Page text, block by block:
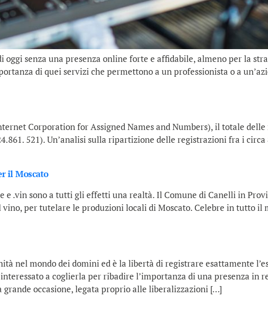
oggi senza una presenza online forte e affidabile, almeno per la
di quei servizi che permettono a un professionista o a
Corporation for Assigned Names and Numbers), il totale
521). Un’analisi sulla ripartizione delle registrazioni fra i
il Moscato
e .vin sono a tutti gli effetti una realtà. Il Comune di Canelli in
per tutelare le produzioni locali di Moscato. Celebre in tutto il
nel mondo dei domini ed è la libertà di registrare esattamente
a coglierla per ribadire l’importanza di una presenza in
occasione, legata proprio alle liberalizzazioni […]